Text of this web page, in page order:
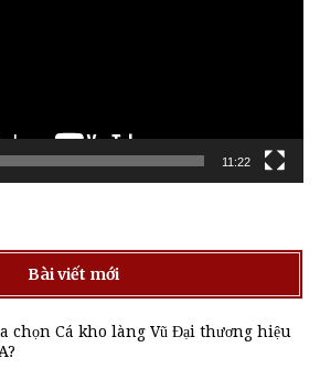
11:22
Bài viết mới
chọn Cá kho làng Vũ Đại thương hiệu